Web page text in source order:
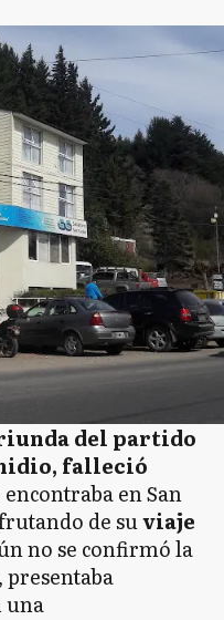
del partido
falleció
en San
de suviaje
no se confirmó la
presentaba
una